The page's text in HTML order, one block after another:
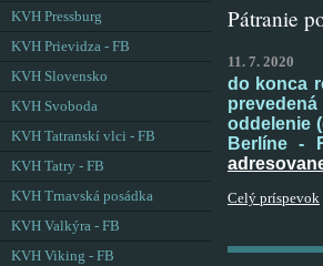
Pátranie
11. 7. 2020
do konca
oddelenie
Berlíne -
Celý príspevok
KVH Pressburg
KVH Prievidza - FB
KVH Slovensko
KVH Svoboda
KVH Tatranskí vlci - FB
KVH Tatry - FB
KVH Trnavská posádka
KVH Valkýra - FB
KVH Viking - FB